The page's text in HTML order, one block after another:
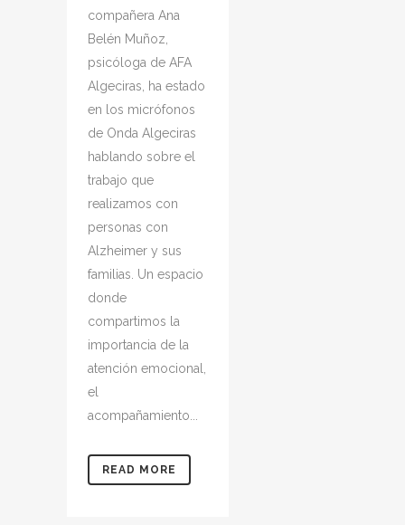
compañera Ana
Belén Muñoz,
psicóloga de AFA
Algeciras, ha estado
en los micrófonos
de Onda Algeciras
hablando sobre el
trabajo que
realizamos con
personas con
Alzheimer y sus
familias. Un espacio
donde
compartimos la
importancia de la
atención emocional,
el
acompañamiento...
READ MORE